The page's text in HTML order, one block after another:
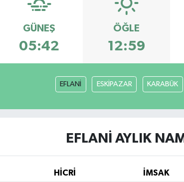
GÜNEŞ
05:42
ÖĞLE
12:59
EFLANİ ESKİPAZAR KARABÜK
EFLANİ AYLIK
HİCRİ İMSAK